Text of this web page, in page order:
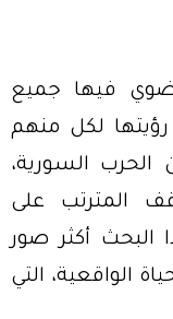
فيها جميع
رؤيتها لكل منهم
السورية،
المترتب على
البحث أكثر صور
الواقعية، التي